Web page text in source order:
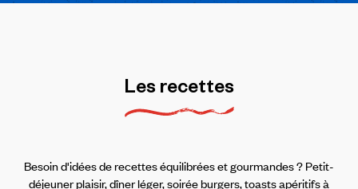
Les recettes
Besoin d'idées de recettes équilibrées et gourmandes ? Petit-
déjeuner plaisir, dîner léger, soirée burgers, toasts apéritifs à